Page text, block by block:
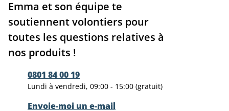
Emma et son équipe te
soutiennent volontiers pour
toutes les questions relatives à
nos produits !
0801 84 00 19
Lundi à vendredi, 09:00 - 15:00 (gratuit)
Envoie-moi un e-mail